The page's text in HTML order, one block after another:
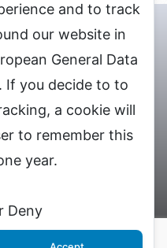
人.comへお問合せ
DXLIVE 退
求人情報サイト
and to track
our website in
General Data
If you decide to to
a cookie will
to remember this
year.
Deny